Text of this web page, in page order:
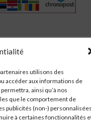
utilisons des
accéder aux informations de
ainsi qu’à nos
que le comportement de
publicités (non-) personnalisées.
à certaines fonctionnalités